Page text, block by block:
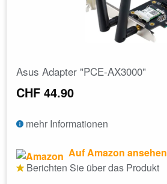
Asus Adapter "PCE-AX3000"
CHF 44.90
mehr Informationen
Auf Amazon ansehen
Berichten Sie über das Produkt